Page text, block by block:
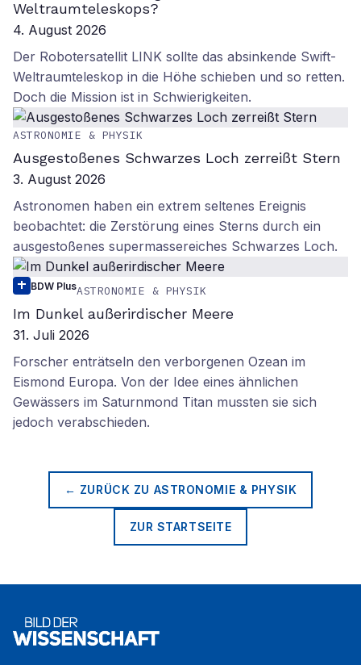
Weltraumteleskops?
4. August 2026
Der Robotersatellit LINK sollte das absinkende Swift-
Weltraumteleskop in die Höhe schieben und so retten.
Doch die Mission ist in Schwierigkeiten.
ASTRONOMIE & PHYSIK
Ausgestoßenes Schwarzes Loch zerreißt Stern
3. August 2026
Astronomen haben ein extrem seltenes Ereignis
beobachtet: die Zerstörung eines Sterns durch ein
ausgestoßenes supermassereiches Schwarzes Loch.
BDW PlusASTRONOMIE & PHYSIK
Im Dunkel außerirdischer Meere
31. Juli 2026
Forscher enträtseln den verborgenen Ozean im
Eismond Europa. Von der Idee eines ähnlichen
Gewässers im Saturnmond Titan mussten sie sich
jedoch verabschieden.
← ZURÜCK ZU ASTRONOMIE & PHYSIK
ZUR STARTSEITE